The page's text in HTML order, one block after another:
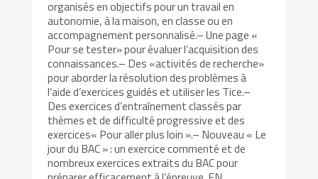
organisés en objectifs pour un travail en
autonomie, à la maison, en classe ou en
accompagnement personnalisé.– Une page «
Pour se tester» pour évaluer l’acquisition des
connaissances.– Des «activités de recherche»
pour aborder la résolution des problèmes à
l’aide d’exercices guidés et utiliser les Tice.–
Des exercices d’entraînement classés par
thèmes et de difficulté progressive et des
exercices« Pour aller plus loin ».– Nouveau « Le
jour du BAC » : un exercice commenté et de
nombreux exercices extraits du BAC pour